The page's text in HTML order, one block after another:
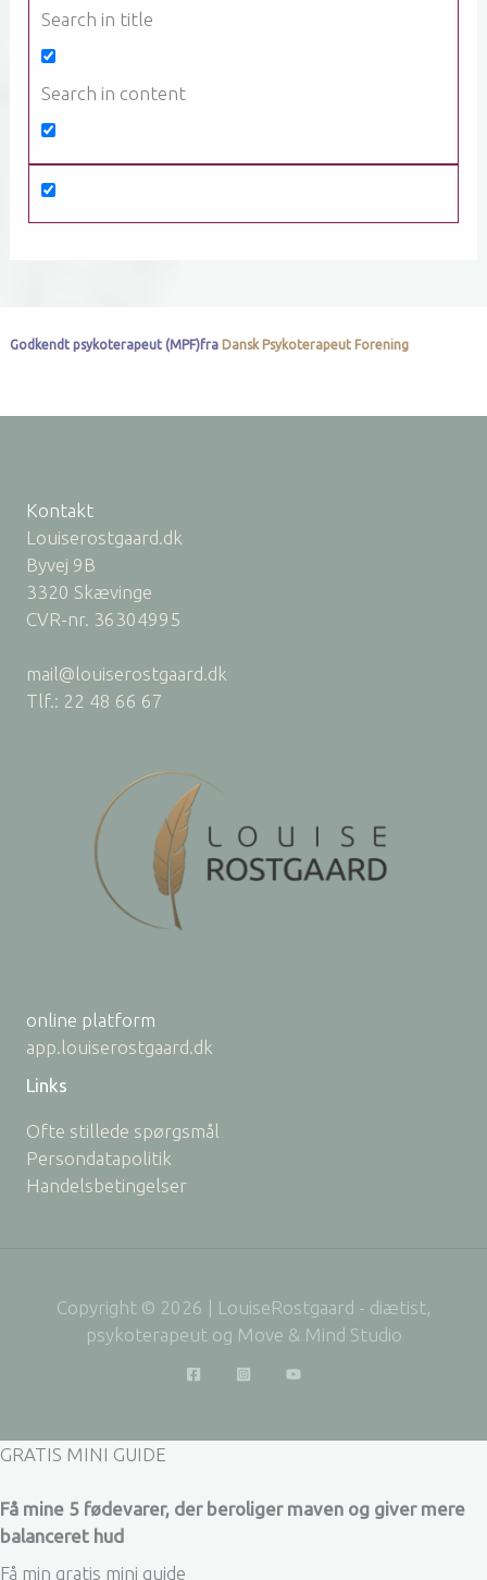
Search in title
Search in content
Godkendt psykoterapeut (MPF)fra Dansk Psykoterapeut Forening
Kontakt
Louiserostgaard.dk
Byvej 9B
3320 Skævinge
CVR-nr. 36304995
mail@louiserostgaard.dk
Tlf.: 22 48 66 67
online platform
app.louiserostgaard.dk
Links
Ofte stillede spørgsmål
Persondatapolitik
Handelsbetingelser
Copyright © 2026 | LouiseRostgaard - diætist,
psykoterapeut og Move & Mind Studio
GRATIS MINI GUIDE
Få mine 5 fødevarer, der beroliger maven og giver mere
balanceret hud
Få min gratis mini guide